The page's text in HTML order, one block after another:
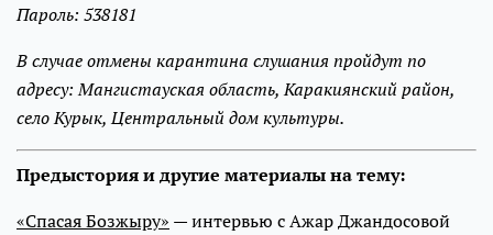
Пароль: 538181
В случае отмены карантина слушания пройдут по
адресу: Мангистауская область, Каракиянский район,
село Курык, Центральный дом культуры.
Предыстория и другие материалы на тему:
«Спасая Бозжыру» — интервью с Ажар Джандосовой